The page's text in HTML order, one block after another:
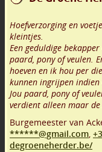
Hoefverzorging en
kleintjes.
Een geduldige
paard, pony of veulen.
hoeven en ik hou per
kunnen ingrijpen indien
Jou paard, pony of
verdient alleen maar de
Burgemeester van
******@gmail.com,
degroeneherder.be/